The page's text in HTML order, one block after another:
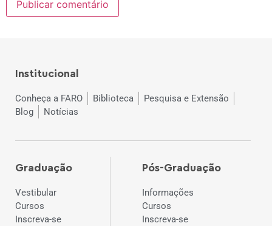
Institucional
Conheça a FARO Biblioteca
Pesquisa e Extensão
Blog
Notícias
Graduação
Vestibular
Cursos
Inscreva-se
Pós-Graduação
Informações
Cursos
Inscreva-se